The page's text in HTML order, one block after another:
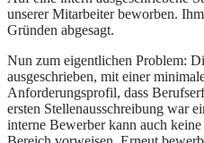
unserer Mitarbeiter beworben.
Gründen abgesagt.
Nun zum eigentlichen Problem:
ausgeschrieben, mit einer
Anforderungsprofil, dass
ersten Stellenausschreibung war
interne Bewerber kann auch